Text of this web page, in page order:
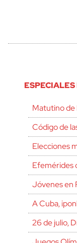
Matutino de
Código de
Elecciones
Efemérides
Jóvenes en
A Cuba,
26 de julio,